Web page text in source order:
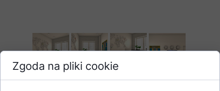
Zgoda na pliki cookie